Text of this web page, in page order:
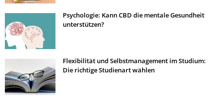
Psychologie: Kann CBD die mentale Gesundheit
unterstützen?
Flexibilität und Selbstmanagement im Studium:
Die richtige Studienart wählen